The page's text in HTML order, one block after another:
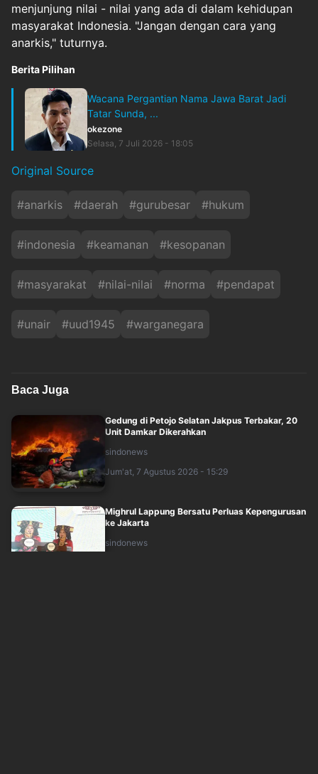
menjunjung nilai - nilai yang ada di dalam kehidupan
masyarakat Indonesia. "Jangan dengan cara yang
anarkis," tuturnya.
Berita Pilihan
Wacana Pergantian Nama Jawa Barat Jadi
Tatar Sunda, ...
okezone
Selasa, 7 Juli 2026 - 18:05
Original Source
#anarkis #daerah #gurubesar #hukum
#indonesia #keamanan #kesopanan
#masyarakat #nilai-nilai #norma #pendapat
#unair #uud1945 #warganegara
Baca Juga
Gedung di Petojo Selatan Jakpus Terbakar, 20
Unit Damkar Dikerahkan
sindonews
Jum'at, 7 Agustus 2026 - 15:29
Mighrul Lappung Bersatu Perluas Kepengurusan
ke Jakarta
sindonews